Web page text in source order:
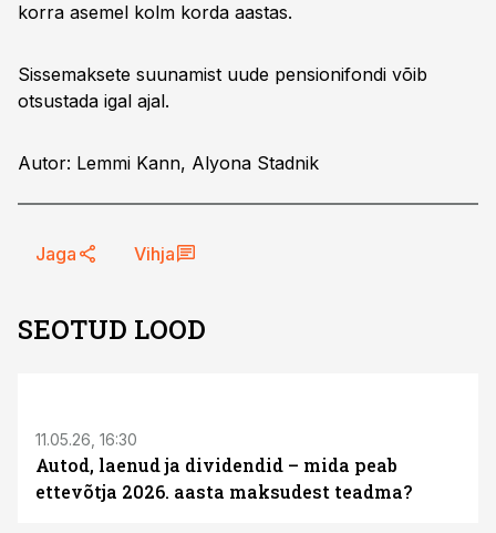
korra asemel kolm korda aastas.
Sissemaksete suunamist uude pensionifondi võib
otsustada igal ajal.
Autor: Lemmi Kann, Alyona Stadnik
Jaga Vihja
SEOTUD LOOD
11.05.26, 16:30
Autod, laenud ja dividendid – mida peab
ettevõtja 2026. aasta maksudest teadma?